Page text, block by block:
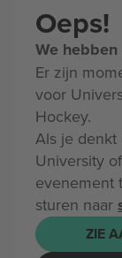
Oeps!
We
Er zijn
voor
Hockey.
Als je
University
evenement
sturen naar
ZIE